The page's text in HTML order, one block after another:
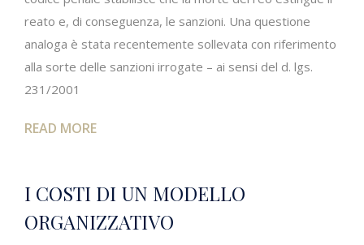
reato e, di conseguenza, le sanzioni. Una questione
analoga è stata recentemente sollevata con riferimento
alla sorte delle sanzioni irrogate – ai sensi del d. lgs.
231/2001
READ MORE
I COSTI DI UN MODELLO
ORGANIZZATIVO